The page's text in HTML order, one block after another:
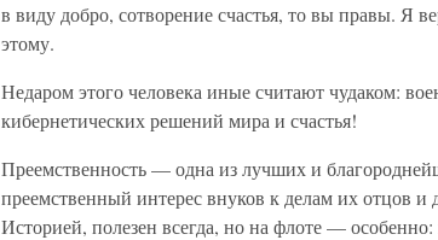
в виду добро, сотворение счастья, то вы правы. Я
этому.
Недаром этого человека иные считают чудаком:
кибернетических решений мира и счастья!
Преемственность — одна из лучших и
преемственный интерес внуков к делам их отцов и
Историей, полезен всегда, но на флоте — особенно: